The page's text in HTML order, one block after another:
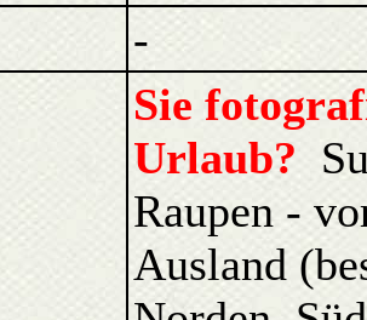
-
Sie
Urlaub?
Raupen -
Ausland